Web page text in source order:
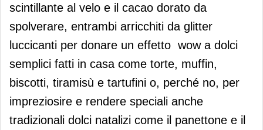
scintillante al velo e il cacao dorato da
spolverare, entrambi arricchiti da glitter
luccicanti per donare un effetto wow a dolci
semplici fatti in casa come torte, muffin,
biscotti, tiramisù e tartufini o, perché no, per
impreziosire e rendere speciali anche
tradizionali dolci natalizi come il panettone e il